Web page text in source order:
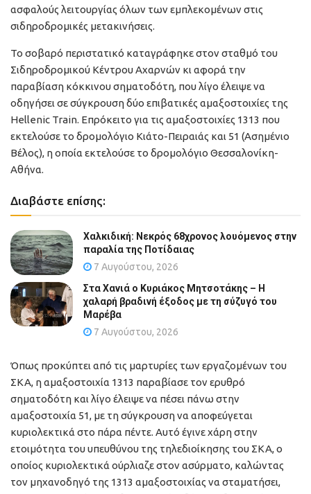
ασφαλούς λειτουργίας όλων των εμπλεκομένων στις
σιδηροδρομικές μετακινήσεις.
Το σοβαρό περιστατικό καταγράφηκε στον σταθμό του
Σιδηροδρομικού Κέντρου Αχαρνών κι αφορά την
παραβίαση κόκκινου σηματοδότη, που λίγο έλειψε να
οδηγήσει σε σύγκρουση δύο επιβατικές αμαξοστοιχίες της
Hellenic Train. Επρόκειτο για τις αμαξοστοιχίες 1313 που
εκτελούσε το δρομολόγιο Κιάτο-Πειραιάς και 51 (Ασημένιο
Βέλος), η οποία εκτελούσε το δρομολόγιο Θεσσαλονίκη-
Αθήνα.
Διαβάστε επίσης:
Χαλκιδική: Νεκρός 68χρονος λουόμενος στην
παραλία της Ποτίδαιας
7 Αυγούστου, 2026
Στα Χανιά ο Κυριάκος Μητσοτάκης – Η
χαλαρή βραδινή έξοδος με τη σύζυγό του
Μαρέβα
7 Αυγούστου, 2026
Όπως προκύπτει από τις μαρτυρίες των εργαζομένων του
ΣΚΑ, η αμαξοστοιχία 1313 παραβίασε τον ερυθρό
σηματοδότη και λίγο έλειψε να πέσει πάνω στην
αμαξοστοιχία 51, με τη σύγκρουση να αποφεύγεται
κυριολεκτικά στο πάρα πέντε. Αυτό έγινε χάρη στην
ετοιμότητα του υπευθύνου της τηλεδιοίκησης του ΣΚΑ, ο
οποίος κυριολεκτικά ούρλιαζε στον ασύρματο, καλώντας
τον μηχανοδηγό της 1313 αμαξοστοιχίας να σταματήσει,